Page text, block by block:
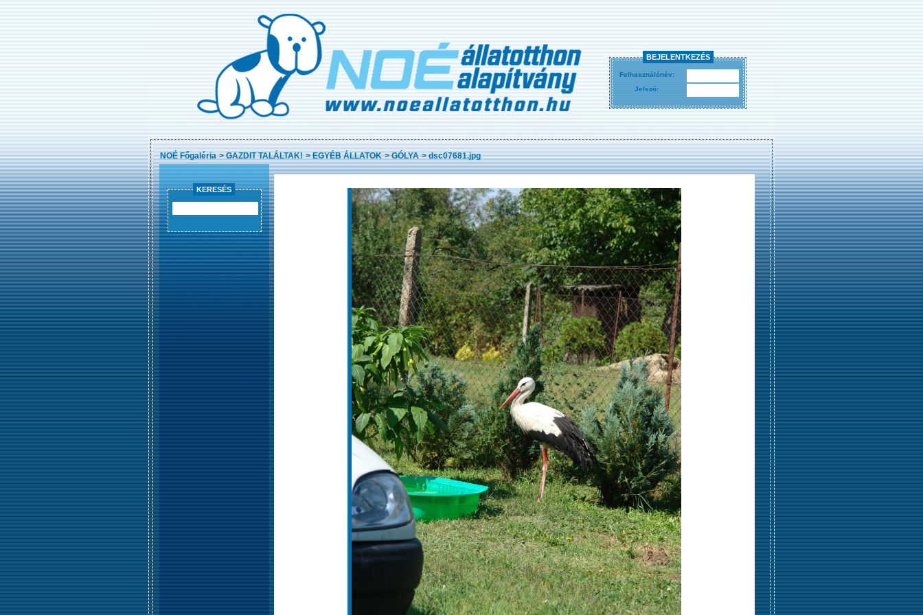
BEJELENTKEZÉS
Felhasználónév:
Jelszó:
NOÉ Főgaléria >GAZDIT TALÁLTAK! >EGYÉB ÁLLATOK >GÓLYA >dsc07681.jpg
KERESÉS